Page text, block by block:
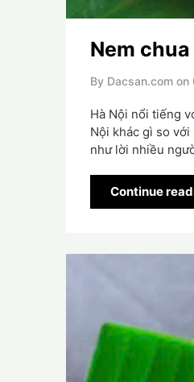
Nem
By Dacsan.com on
Hà Nội nổi tiếng
Nội khác gì so
như lời nhiều
Continue